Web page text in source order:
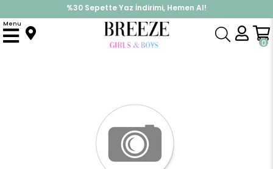
%30 Sepette Yaz İndirimi, Hemen Al!
İndirimlere ek %10 İndirimi Kap, Hemen Üye Ol!
0
Menu
Anasayfa Hastane Çıkışı